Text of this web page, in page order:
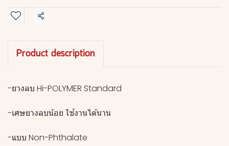
แชร์
Product description
-ยางลบ Hi-POLYMER Standard
-เศษยางลบน้อย ใช้งานได้นาน
-แบบ Non-Phthalate